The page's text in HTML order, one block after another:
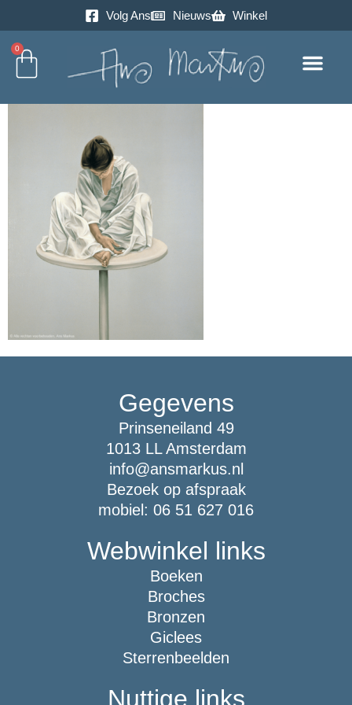
Volg Ans Nieuws Winkel
0
Gegevens
Prinseneiland 49
1013 LL Amsterdam
info@ansmarkus.nl
Bezoek op afspraak
mobiel: 06 51 627 016
Webwinkel links
Boeken
Broches
Bronzen
Giclees
Sterrenbeelden
Nuttige links